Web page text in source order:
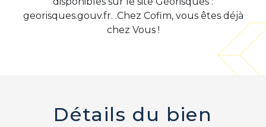
georisques.gouv.fr. .Chez Cofim, vous êtes déjà
chez Vous !
Détails du bien